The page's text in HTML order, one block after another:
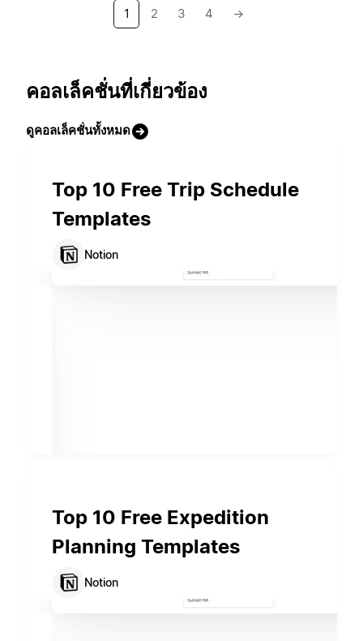
1 2 3 4 →
คอลเล็คชั่นที่เกี่ยวข้อง
ดูคอลเล็คชั่นทั้งหมด
Top 10 Free Trip Schedule
Templates
Notion
Top 10 Free Expedition
Planning Templates
Notion